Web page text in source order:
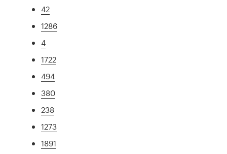
42
1286
4
1722
494
380
238
1273
1891